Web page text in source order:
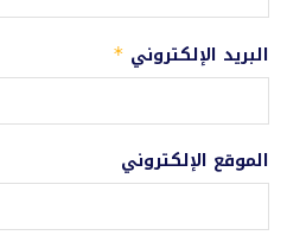
البريد الإلكتروني *
الموقع الإلكتروني